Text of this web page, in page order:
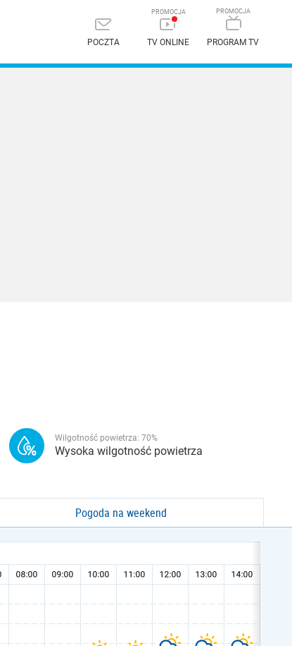
POCZTA TV ONLINE PROGRAM TV
Wilgotność powietrza: 70%
Wysoka wilgotność powietrza
Pogoda na weekend